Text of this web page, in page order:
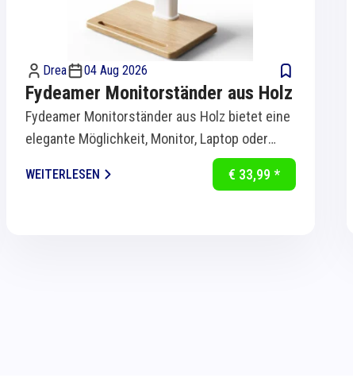
Drea 04 Aug 2026
Fydeamer Monitorständer aus Holz
Fydeamer Monitorständer aus Holz bietet eine
elegante Möglichkeit, Monitor, Laptop oder
Bildschirm ergonomisch auf Augenhöhe zu...
WEITERLESEN € 33,99 *